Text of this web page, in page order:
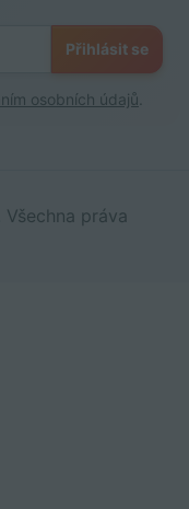
Přihlásit se
osobních údajů
práva